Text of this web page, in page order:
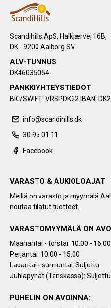
Scandihills ApS, Halkjærvej 16B,
DK - 9200 Aalborg SV
ALV-TUNNUS
DK46035054
PANKKIYHTEYSTIEDOT
BIC/SWIFT: VRSPDK22 IBAN:
info@scandihills.dk
30 95 01 11
Facebook
VARASTO & AUKIOLOAJAT
Meillä on varasto ja myymälä
noutaa tilatut tuotteet.
VARASTOMYYMÄLÄ ON
Maanantai - torstai: 10.00 - 16.00
Perjantai: 10.00 - 15.00
Lauantai - sunnuntai: Suljettu
Juhlapyhät (Tanskassa): Suljettu
PUHELIN ON AVOINNA: